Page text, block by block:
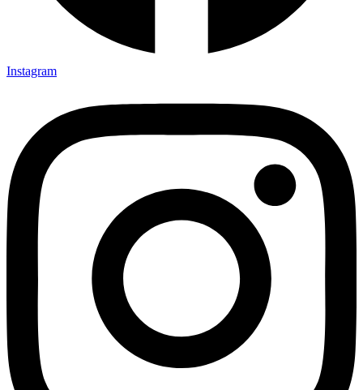
Instagram